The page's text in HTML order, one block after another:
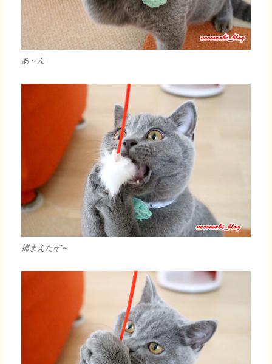
あ～ん
捕まえたぞ～